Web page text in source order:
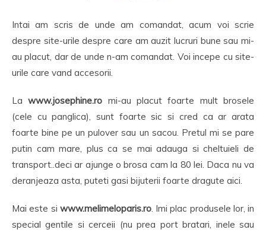
Intai am scris de unde am comandat, acum voi scrie
despre site-urile despre care am auzit lucruri bune sau mi-
au placut, dar de unde n-am comandat. Voi incepe cu site-
urile care vand accesorii.
Lawww.josephine.ro mi-au placut foarte mult brosele
(cele cu panglica), sunt foarte sic si cred ca ar arata
foarte bine pe un pulover sau un sacou. Pretul mi se pare
putin cam mare, plus ca se mai adauga si cheltuieli de
transport..deci ar ajunge o brosa cam la 80 lei. Daca nu va
deranjeaza asta, puteti gasi bijuterii foarte dragute aici.
Mai este si www.melimeloparis.ro. Imi plac produsele lor, in
special gentile si cerceii (nu prea port bratari, inele sau